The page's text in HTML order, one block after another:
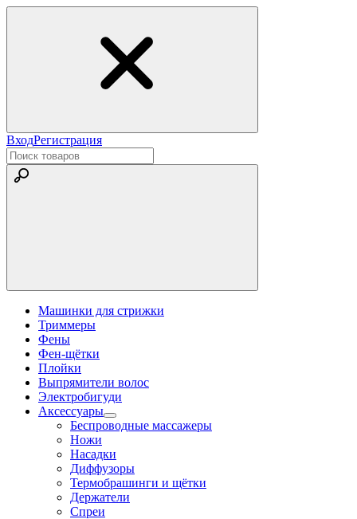
ВходРегистрация
Машинки для стрижки
Триммеры
Фены
Фен-щётки
Плойки
Выпрямители волос
Электробигуди
Аксессуары
Беспроводные массажеры
Ножи
Насадки
Диффузоры
Термобрашинги и щётки
Держатели
Спреи